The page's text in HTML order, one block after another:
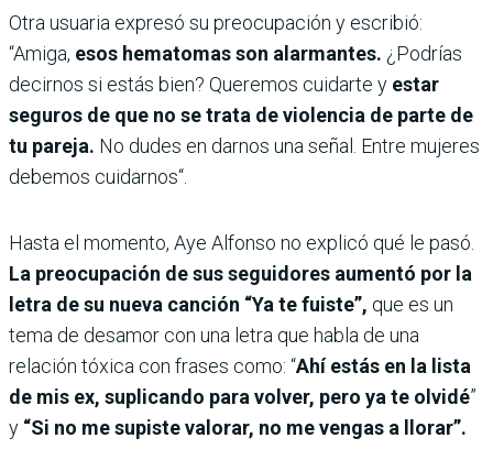
Otra usuaria expresó su preocupación y escribió:
“Amiga, esos hematomas son alarmantes. ¿Podrías
decirnos si estás bien? Queremos cuidarte y estar
seguros de que no se trata de violencia de parte de
tu pareja. No dudes en darnos una señal. Entre mujeres
debemos cuidarnos“.
Hasta el momento, Aye Alfonso no explicó qué le pasó.
La preocupación de sus seguidores aumentó por la
letra de su nueva canción “Ya te fuiste”, que es un
tema de desamor con una letra que habla de una
relación tóxica con frases como: “Ahí estás en la lista
de mis ex, suplicando para volver, pero ya te olvidé”
y “Si no me supiste valorar, no me vengas a llorar”.